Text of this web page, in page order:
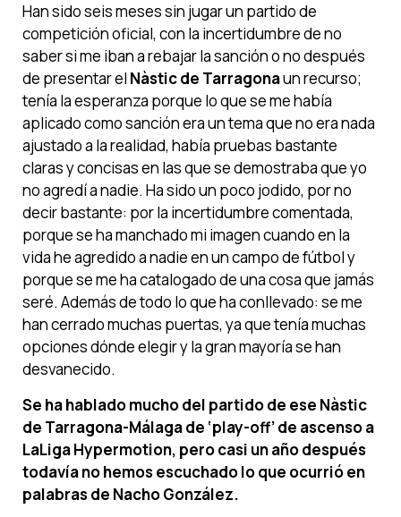
Han sido seis meses sin jugar un partido de
competición oficial, con la incertidumbre de no
saber si me iban a rebajar la sanción o no después
de presentar el Nàstic de Tarragonaun recurso;
tenía la esperanza porque lo que se me había
aplicado como sanción era un tema que no era nada
ajustado a la realidad, había pruebas bastante
claras y concisas en las que se demostraba que yo
no agredí a nadie. Ha sido un poco jodido, por no
decir bastante: por la incertidumbre comentada,
porque se ha manchado mi imagen cuando en la
vida he agredido a nadie en un campo de fútbol y
porque se me ha catalogado de una cosa que jamás
seré. Además de todo lo que ha conllevado: se me
han cerrado muchas puertas, ya que tenía muchas
opciones dónde elegir y la gran mayoría se han
desvanecido.
Se ha hablado mucho del partido de ese Nàstic
de Tarragona-Málaga de ‘play-off’ de ascenso a
LaLiga Hypermotion, pero casi un año después
todavía no hemos escuchado lo que ocurrió en
palabras de Nacho González.